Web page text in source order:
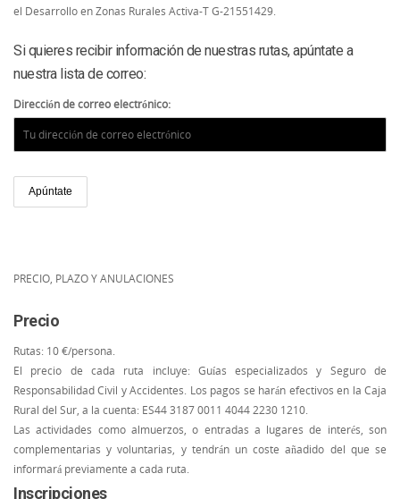
el Desarrollo en Zonas Rurales Activa-T G-21551429.
Si quieres recibir información de nuestras rutas, apúntate a
nuestra lista de correo:
Dirección de correo electrónico:
PRECIO, PLAZO Y ANULACIONES
Precio
Rutas: 10 €/persona.
El precio de cada ruta incluye: Guías especializados y Seguro de
Responsabilidad Civil y Accidentes. Los pagos se harán efectivos en la Caja
Rural del Sur, a la cuenta: ES44 3187 0011 4044 2230 1210.
Las actividades como almuerzos, o entradas a lugares de interés, son
complementarias y voluntarias, y tendrán un coste añadido del que se
informará previamente a cada ruta.
Inscripciones